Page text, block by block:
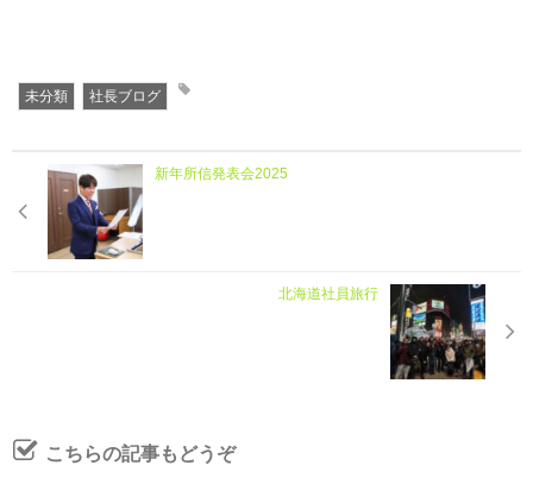
未分類 社長ブログ
新年所信発表会2025
北海道社員旅行
こちらの記事もどうぞ